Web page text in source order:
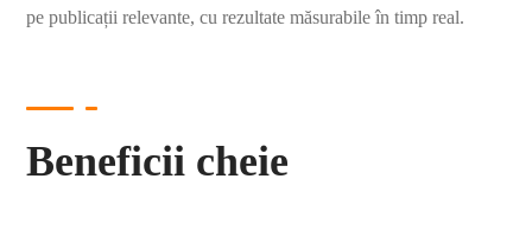
pe publicații relevante, cu rezultate măsurabile în timp real.
Beneficii cheie